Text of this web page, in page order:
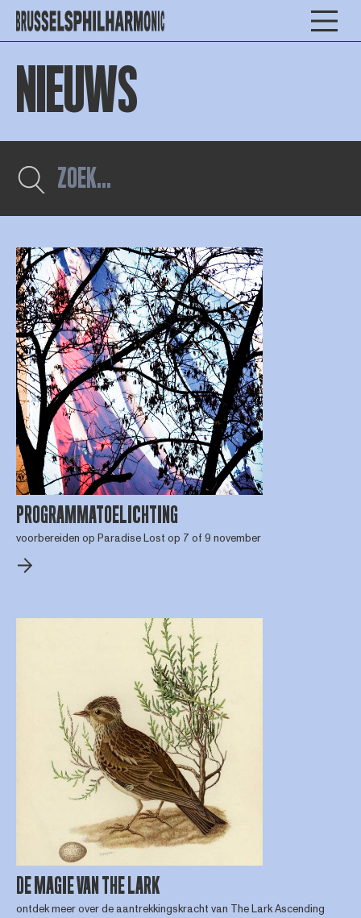
NIEUWS
PROGRAMMATOELICHTING
voorbereiden op Paradise Lost op 7 of 9 november
DE MAGIE VAN THE LARK
ontdek meer over de aantrekkingskracht van The Lark Ascending